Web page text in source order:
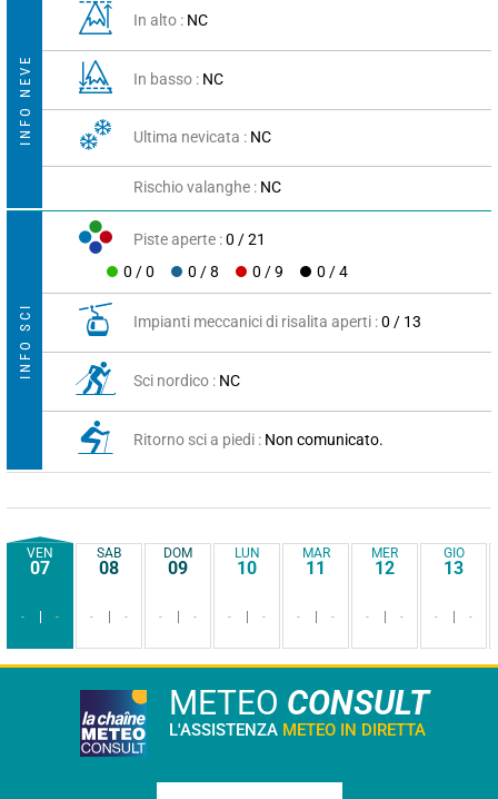
INFO NEVE
In alto : NC
In basso : NC
Ultima nevicata : NC
Rischio valanghe : NC
INFO SCI
Piste aperte :0 / 21
0 / 0
0 / 8 0 / 9 0 / 4
Impianti meccanici di risalita aperti :0 / 13
Sci nordico : NC
Ritorno sci a piedi : Non comunicato.
VEN
07
- -
SAB
08
- -
DOM
09
- -
LUN
10
- -
MAR
11
- -
MER
12
- -
GIO
13
- -
METEO CONSULT
L'ASSISTENZA METEO IN DIRETTA